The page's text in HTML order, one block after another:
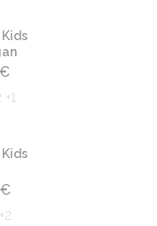
€
€